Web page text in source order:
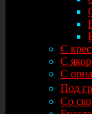
С
С
С
Под
Со